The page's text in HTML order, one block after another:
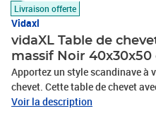
Livraison offerte
Vidaxl
vidaXL Table de
massif Noir 40x30x50
Apportez un style scandinave à
chevet. Cette table de chevet
robuste. De plus, la table de
Voir la description